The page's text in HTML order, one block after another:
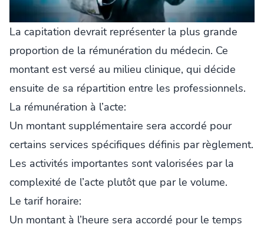
La capitation devrait représenter la plus grande
proportion de la rémunération du médecin. Ce
montant est versé au milieu clinique, qui décide
ensuite de sa répartition entre les professionnels.
La rémunération à l’acte:
Un montant supplémentaire sera accordé pour
certains services spécifiques définis par règlement.
Les activités importantes sont valorisées par la
complexité de l’acte plutôt que par le volume.
Le tarif horaire:
Un montant à l’heure sera accordé pour le temps